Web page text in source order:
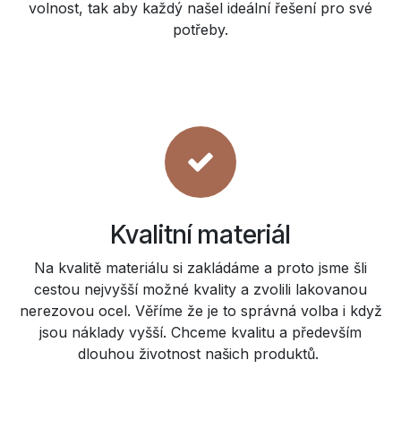
volnost, tak aby každý našel ideální řešení pro své
potřeby.
Kvalitní materiál
Na kvalitě materiálu si zakládáme a proto jsme šli
cestou nejvyšší možné kvality a zvolili lakovanou
nerezovou ocel. Věříme že je to správná volba i když
jsou náklady vyšší. Chceme kvalitu a především
dlouhou životnost našich produktů.